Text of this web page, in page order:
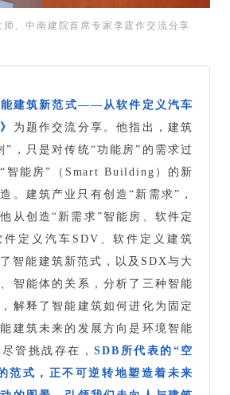
、中南建院首席专家李霆作交流分享
能建筑新范式——从软件定义汽车
为题作交流分享。他指出， 建筑
”，只是对传统“功能房”的需求过
智能房”（Smart Building）的新
。建筑产业只有创造“新需求”，
他 从创造“新需求”智能房、软件定
件定义汽车SDV、软件定义建筑
智能建筑新范式，以及SDX与大
智能体的关系，分析了三种智能
解释了智能建筑如何进化为固定
建筑未来的发展方向是环境智能
管挑战存在，SDB所代表的“空
范式，正不可逆转地塑造着未来